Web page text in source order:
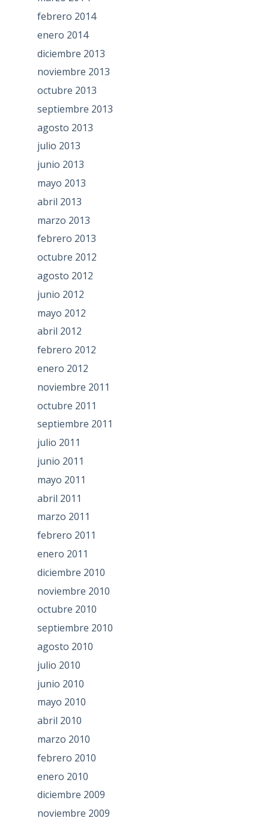
febrero 2014
enero 2014
diciembre 2013
noviembre 2013
octubre 2013
septiembre 2013
agosto 2013
julio 2013
junio 2013
mayo 2013
abril 2013
marzo 2013
febrero 2013
octubre 2012
agosto 2012
junio 2012
mayo 2012
abril 2012
febrero 2012
enero 2012
noviembre 2011
octubre 2011
septiembre 2011
julio 2011
junio 2011
mayo 2011
abril 2011
marzo 2011
febrero 2011
enero 2011
diciembre 2010
noviembre 2010
octubre 2010
septiembre 2010
agosto 2010
julio 2010
junio 2010
mayo 2010
abril 2010
marzo 2010
febrero 2010
enero 2010
diciembre 2009
noviembre 2009